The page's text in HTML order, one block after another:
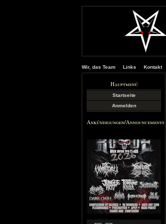
Wir, das Team Links Kontakt
Hauptmenü
Startseite
Anmelden
Ankündigungen/Announcements